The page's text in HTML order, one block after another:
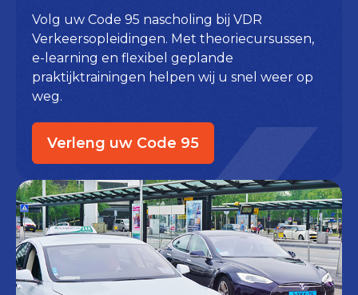
Volg uw Code 95 nascholing bij VDR
Verkeersopleidingen. Met theoriecursussen,
e-learning en flexibel geplande
praktijktrainingen helpen wij u snel weer op
weg.
Verleng uw Code 95